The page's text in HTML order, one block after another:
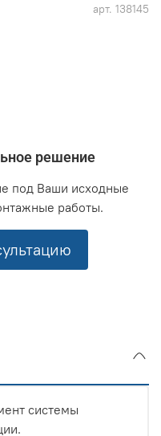
арт. 138145
решение
под Ваши исходные
работы.
системы